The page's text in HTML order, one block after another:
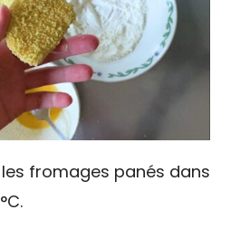
les fromages panés dans